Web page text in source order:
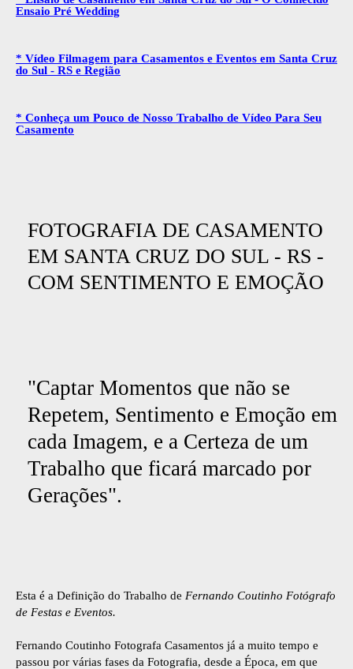
Ensaio Pré Wedding
* Vídeo Filmagem para Casamentos e Eventos em Santa Cruz
do Sul - RS e Região
* Conheça um Pouco de Nosso Trabalho de Vídeo Para Seu
Casamento
FOTOGRAFIA DE CASAMENTO
EM SANTA CRUZ DO SUL - RS -
COM SENTIMENTO E EMOÇÃO
"Captar Momentos que não se
Repetem, Sentimento e Emoção em
cada Imagem, e a Certeza de um
Trabalho que ficará marcado por
Gerações".
Esta é a Definição do Trabalho de Fernando Coutinho Fotógrafo
de Festas e Eventos.
Fernando Coutinho Fotografa Casamentos já a muito tempo e
passou por várias fases da Fotografia, desde a Época, em que